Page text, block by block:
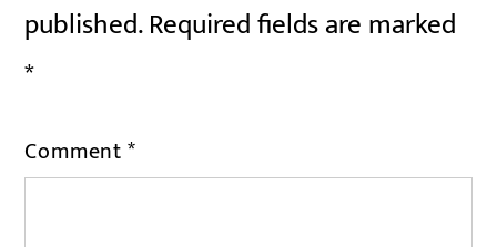
published.Required fields are marked
*
Comment*